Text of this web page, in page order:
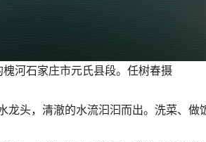
河石家庄市元氏县段。任树春摄
头，清澈的水流汩汩而出。洗菜、做